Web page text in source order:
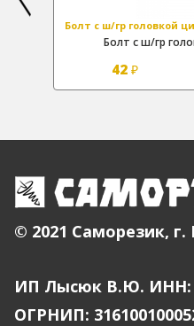
Болт с ш/гр головкой
Болт с ш/гр
42 ₽
© 2021 Саморезик, г.
ИП Лысюк В.Ю. ИНН:
ОГРНИП: